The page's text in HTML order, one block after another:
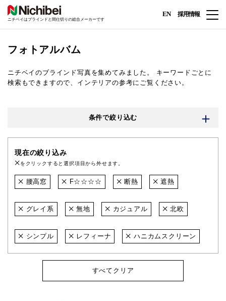
ニチベイはブラインドと間仕切りの総合メーカーです
EN 採用情報
フォトアルバム
ニチベイのブラインド写真を集めてみました。
キーワードごとに
検索もできますので、インテリアの参考にご覧ください。
条件で絞り込む
現在の絞り込み
をクリックすると選択項目から外せます。
腰高窓 F☆☆☆☆ 断熱 遮熱
グレイ系 無地 カジュアル 北欧
シンプル レフィーナ ハニカムスクリーン
すべてクリア